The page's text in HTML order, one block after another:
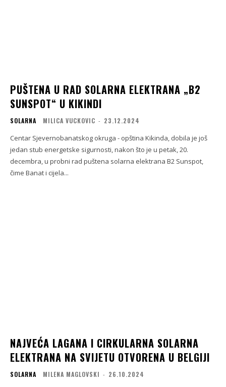
PUŠTENA U RAD SOLARNA ELEKTRANA „B2
SUNSPOT“ U KIKINDI
SOLARNA MILICA VUCKOVIC - 23.12.2024
Centar Sjevernobanatskog okruga - opština Kikinda, dobila je još
jedan stub energetske sigurnosti, nakon što je u petak, 20.
decembra, u probni rad puštena solarna elektrana B2 Sunspot,
čime Banat i cijela...
NAJVEĆA LAGANA I CIRKULARNA SOLARNA
ELEKTRANA NA SVIJETU OTVORENA U BELGIJI
SOLARNA MILENA MAGLOVSKI - 26.10.2024